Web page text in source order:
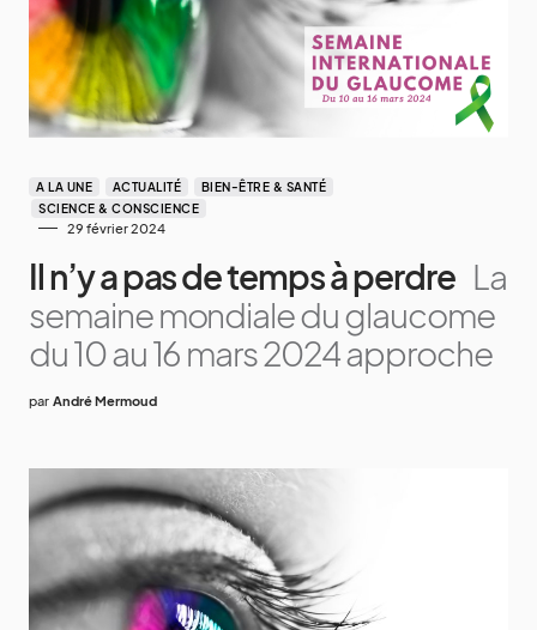
A LA UNE ACTUALITÉ
BIEN-ÊTRE & SANTÉ
SCIENCE & CONSCIENCE
29 février 2024
Il n’y a pas de temps à perdre La
semaine mondiale du glaucome
du 10 au 16 mars 2024 approche
par André Mermoud